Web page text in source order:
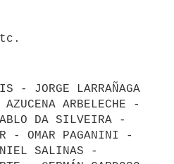
ARBELECHE -
DA SILVEIRA -
- OMAR PAGANINI -
SALINAS -